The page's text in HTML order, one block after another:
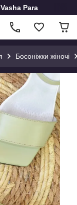
Para
Босоніжки жіночі